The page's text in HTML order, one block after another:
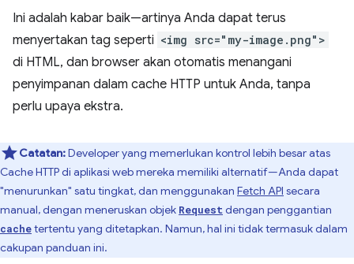
Ini adalah kabar baik—artinya Anda dapat terus
menyertakan tag seperti <img src="my-image.png">
di HTML, dan browser akan otomatis menangani
penyimpanan dalam cache HTTP untuk Anda, tanpa
perlu upaya ekstra.
Catatan:Developer yang memerlukan kontrol lebih besar atas
Cache HTTP di aplikasi web mereka memiliki alternatif—Anda dapat
"menurunkan" satu tingkat, dan menggunakan Fetch API secara
manual, dengan meneruskan objek Request dengan penggantian
cachetertentu yang ditetapkan. Namun, hal ini tidak termasuk dalam
cakupan panduan ini.